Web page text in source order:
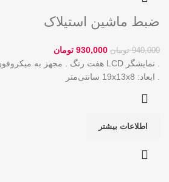
ضبط ماشین استیلاک
940,000 تومان 930,000 تومان
نمایشگر LCD هفت رنگ مجهز به
ابعاد: 19x13x8 سانتی‌متر
اطلاعات بیشتر